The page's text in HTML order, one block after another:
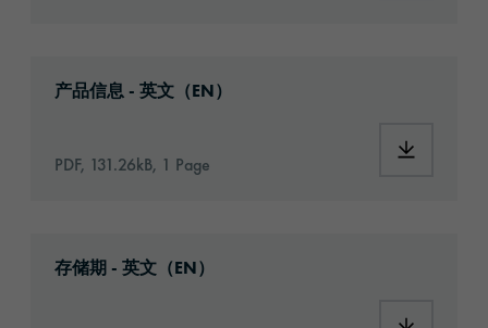
产品信息 - 英文（EN）
PDF, 131.26kB, 1 Page
存储期 - 英文（EN）